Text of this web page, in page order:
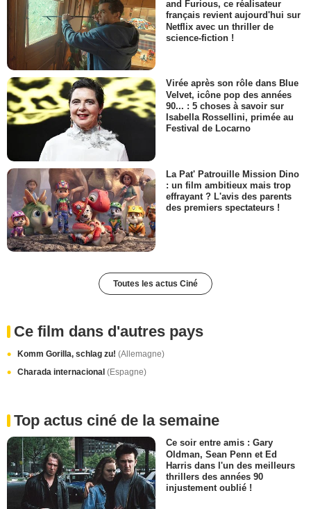
and Furious, ce réalisateur
français revient aujourd'hui sur
Netflix avec un thriller de
science-fiction !
Virée après son rôle dans Blue
Velvet, icône pop des années
90... : 5 choses à savoir sur
Isabella Rossellini, primée au
Festival de Locarno
La Pat' Patrouille Mission Dino
: un film ambitieux mais trop
effrayant ? L'avis des parents
des premiers spectateurs !
Toutes les actus Ciné
Ce film dans d'autres pays
Komm Gorilla, schlag zu! (Allemagne)
Charada internacional (Espagne)
Top actus ciné de la semaine
Ce soir entre amis : Gary
Oldman, Sean Penn et Ed
Harris dans l'un des meilleurs
thrillers des années 90
injustement oublié !